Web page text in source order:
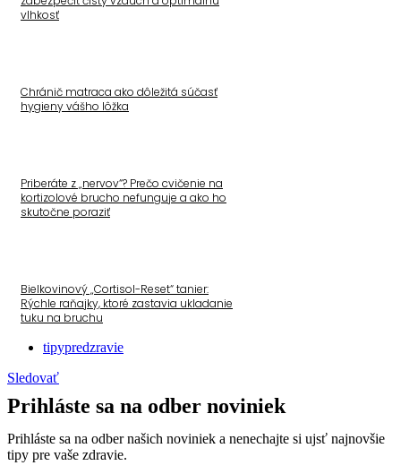
vlhkosť
Chránič matraca ako dôležitá súčasť
hygieny vášho lôžka
Priberáte z „nervov“? Prečo cvičenie na
kortizolové brucho nefunguje a ako ho
skutočne poraziť
Bielkovinový „Cortisol-Reset“ tanier:
Rýchle raňajky, ktoré zastavia ukladanie
tuku na bruchu
tipypredzravie
Sledovať
Prihláste sa na odber noviniek
Prihláste sa na odber našich noviniek a nenechajte si ujsť najnovšie
tipy pre vaše zdravie.